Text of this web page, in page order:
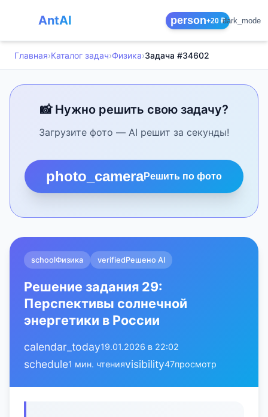
AntAI person+20 ₽dark_mode
Главная›Каталог задач›Физика›Задача #34602
📸 Нужно решить свою задачу?
Загрузите фото — AI решит за секунды!
photo_cameraРешить по фото
schoolФизика verifiedРешено AI
Решение задания 29:
Перспективы солнечной
энергетики в России
calendar_today19.01.2026 в 22:02
schedule1 мин. чтенияvisibility47просмотр